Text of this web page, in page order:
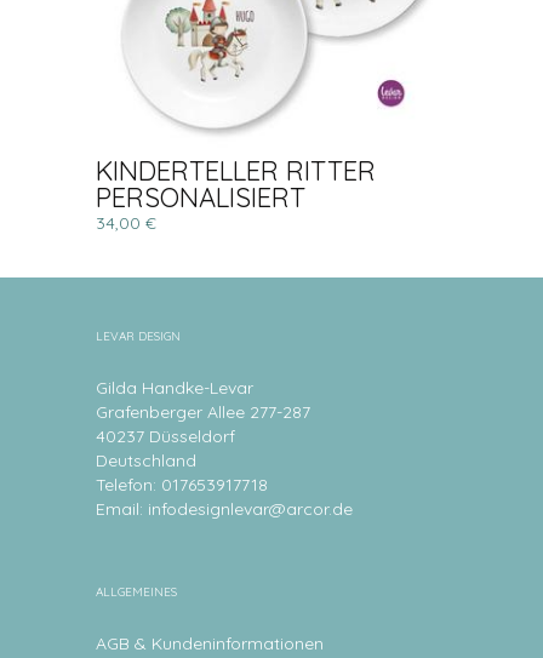
KINDERTELLER RITTER
PERSONALISIERT
34,00 €
LEVAR DESIGN
Gilda Handke-Levar
Grafenberger Allee 277-287
40237 Düsseldorf
Deutschland
Telefon: 017653917718
Email: infodesignlevar@arcor.de
ALLGEMEINES
AGB & Kundeninformationen